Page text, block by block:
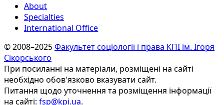
About
Specialties
International Office
© 2008–2025Факультет соціології і права КПІ ім. Ігоря
Сікорського
При посиланні на матеріали, розміщені на сайті
необхідно обов'язково вказувати сайт.
Питання щодо уточнення та розміщення інформації
на сайті: fsp@kpi.ua.